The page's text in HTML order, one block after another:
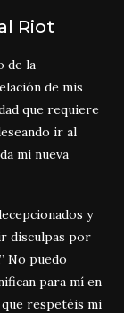
Riot
de la
de mis
que requiere
ir al
mi nueva
y
disculpas por
No puedo
para mí en
respetéis mi